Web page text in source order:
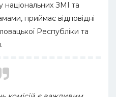
національних ЗМІ та
приймає відповідні
Республіки та